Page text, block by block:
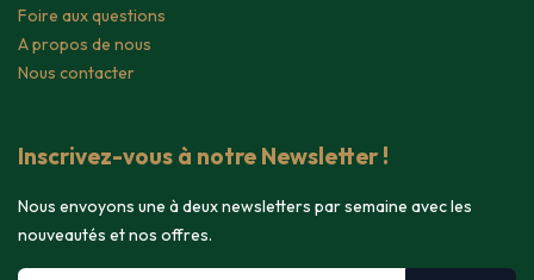
Foire aux questions
A propos de nous
Nous contacter
Inscrivez-vous à notre Newsletter !
Nous envoyons une à deux newsletters par semaine avec les
nouveautés et nos offres.